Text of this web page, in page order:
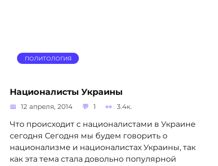
ПОЛИТОЛОГИЯ
Националисты Украины
12 апреля, 2014 1 3.4к.
Что происходит с националистами в Украине
сегодня Сегодня мы будем говорить о
национализме и националистах Украины, так
как эта тема стала довольно популярной